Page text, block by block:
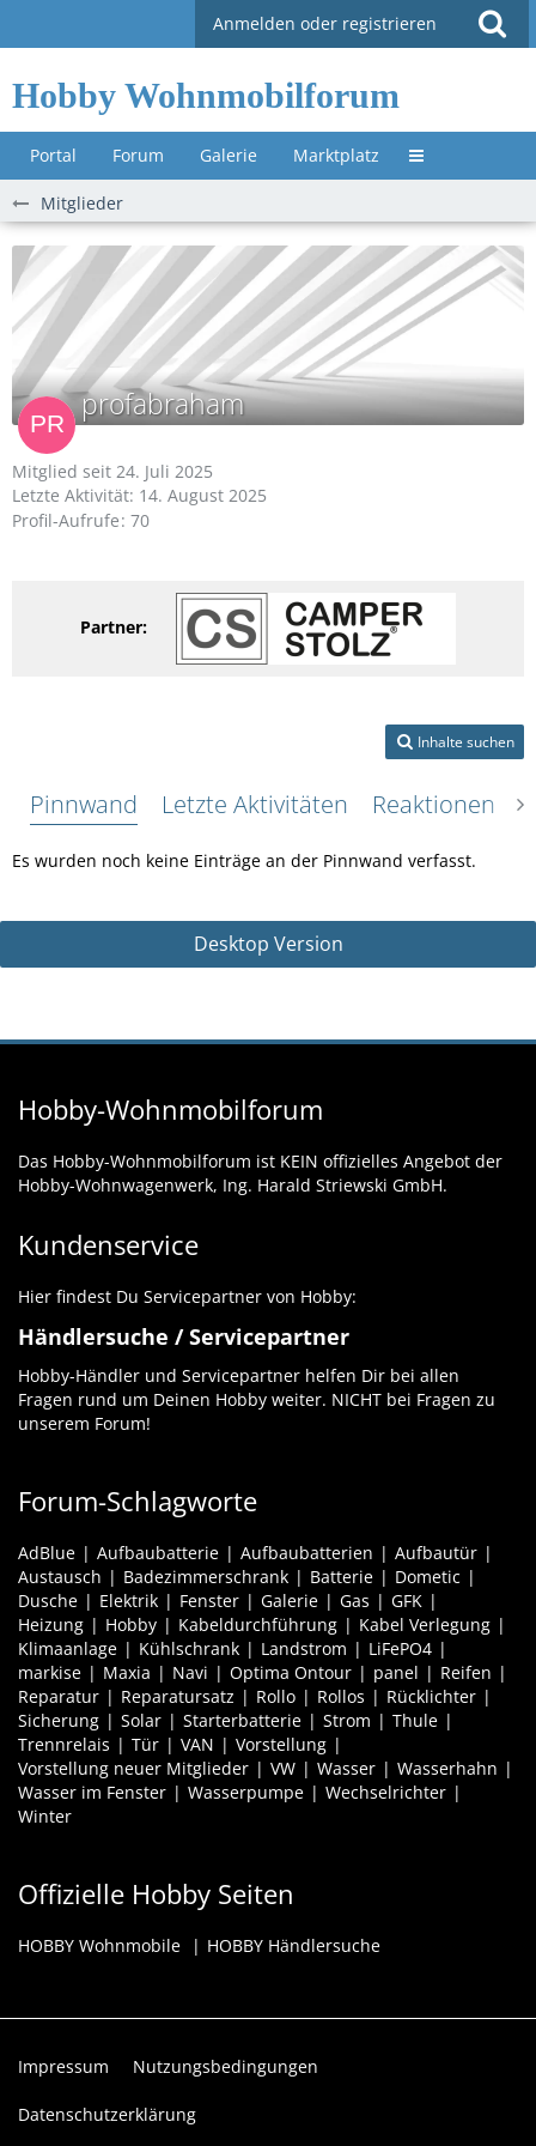
Anmelden oder registrieren
Hobby Wohnmobilforum
Portal Forum Galerie Marktplatz Untermenü »
Mitglieder
profabraham
Mitglied seit 24. Juli 2025
Letzte Aktivität: 14. August 2025
Profil-Aufrufe 70
Partner:
Inhalte suchen
Pinnwand Letzte Aktivitäten Reaktionen
Es wurden noch keine Einträge an der Pinnwand verfasst.
Desktop Version
Hobby-Wohnmobilforum
Das Hobby-Wohnmobilforum ist KEIN offizielles Angebot der
Hobby-Wohnwagenwerk, Ing. Harald Striewski GmbH.
Kundenservice
Hier findest Du Servicepartner von Hobby:
Händlersuche / Servicepartner
Hobby-Händler und Servicepartner helfen Dir bei allen
Fragen rund um Deinen Hobby weiter. NICHT bei Fragen zu
unserem Forum!
Forum-Schlagworte
AdBlue Aufbaubatterie Aufbaubatterien
Aufbautür
Austausch
Badezimmerschrank Batterie
Dometic
Dusche
Elektrik Fenster Galerie Gas
GFK
Heizung
Hobby Kabeldurchführung
Kabel Verlegung
Klimaanlage
Kühlschrank Landstrom
LiFePO4
markise
Maxia Navi Optima Ontour panel
Reifen
Reparatur
Reparatursatz Rollo Rollos
Rücklichter
Sicherung
Solar Starterbatterie Strom
Thule
Trennrelais
Tür VAN
Vorstellung
Vorstellung neuer Mitglieder
VW Wasser
Wasserhahn
Wasser im Fenster
Wasserpumpe
Wechselrichter
Winter
Offizielle Hobby Seiten
HOBBY Wohnmobile HOBBY Händlersuche
Impressum Nutzungsbedingungen
Datenschutzerklärung